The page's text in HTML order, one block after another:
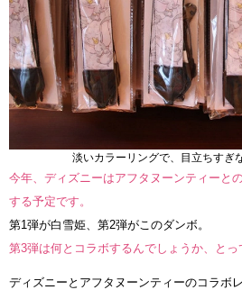
淡いカラーリングで、目立ちすぎ
今年、ディズニーはアフタヌーンティーと
する予定です。
第1弾が白雪姫、第2弾がこのダンボ。
第3弾は何とコラボするんでしょうか、とっ
ディズニーとアフタヌーンティーのコラボ